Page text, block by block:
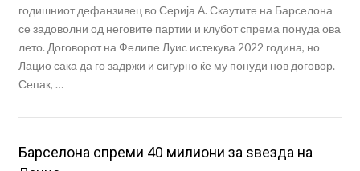
годишниот дефанзивец во Серија А. Скаутите на Барселона
се задоволни од неговите партии и клубот спрема понуда ова
лето. Договорот на Фелипе Луис истекува 2022 година, но
Лацио сака да го задржи и сигурно ќе му понуди нов договор.
Сепак, …
Барселона спреми 40 милиони за ѕвезда на